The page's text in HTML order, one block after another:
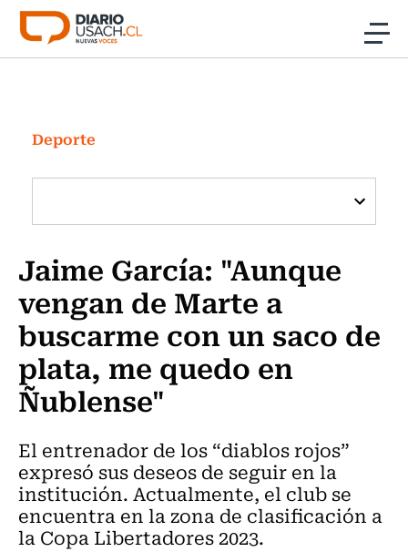
Click acá para ir directamente al contenido
Investigación
Cultura
Programas Radio y TV Usach
Deporte
Jaime García: "Aunque
vengan de Marte a
buscarme con un saco de
plata, me quedo en
Ñublense"
El entrenador de los “diablos rojos”
expresó sus deseos de seguir en la
institución. Actualmente, el club se
encuentra en la zona de clasificación a
la Copa Libertadores 2023.